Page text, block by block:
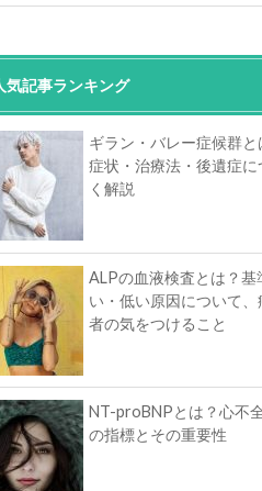
気記事ランキング
ギラン・バレー症候群と
症状・治療法・後遺症に
く解説
ALPの血液検査とは？基
い・低い原因について、
者の気をつけること
NT-proBNPとは？心不
の指標とその重要性